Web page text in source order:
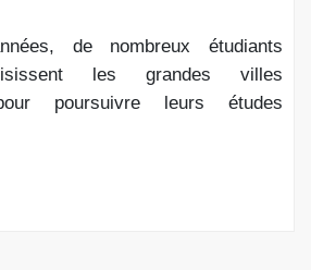
de nombreux étudiants
les grandes villes
poursuivre leurs études